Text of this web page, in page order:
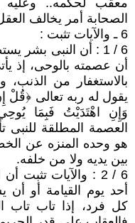
معقب لحكمه.. وعليه
الصحابة أمر يخالف
6 ـ والآيات تثبت :
6 / 1 : أن النبى بشر
أن عصمته بالوحى، إذ
بالاستغفار من
يقول له ربه تعالى
العصمة المطلقة للنبى
هو وحده المنزه عن
بين يديه ولا من خلفه.
6 / 2 : والآيات
أحد يوم القيامة أو
كل فرد، إذا تاب تاب